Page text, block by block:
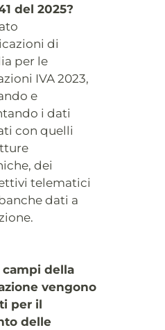
del 2025?
di
per le
IVA 2023,
e
i dati
con quelli
dei
telematici
dati a
campi della
vengono
per il
delle